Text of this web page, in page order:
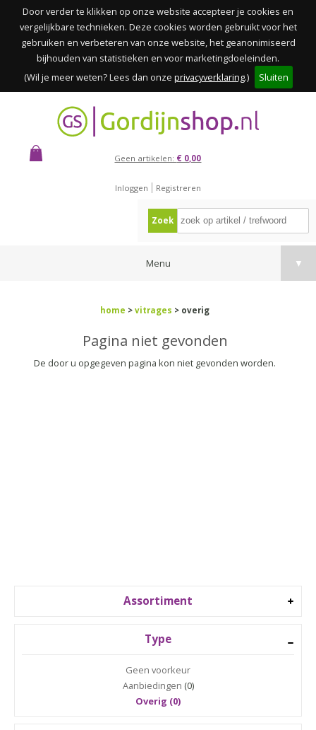
Door verder te klikken op onze website accepteer je cookies en
vergelijkbare technieken. Deze cookies worden gebruikt voor het
gebruiken en verbeteren van onze website, het geanonimiseerd
bijhouden van statistieken en voor marketingdoeleinden.
(Wil je meer weten? Lees dan onze privacyverklaring.) Sluiten
Geen artikelen: € 0,00
Inloggen Registreren
Zoek
Menu ▼
Assortiment
Type
Geen voorkeur
Aanbiedingen (0)
Overig (0)
home > vitrages > overig
Pagina niet gevonden
De door u opgegeven pagina kon niet gevonden worden.